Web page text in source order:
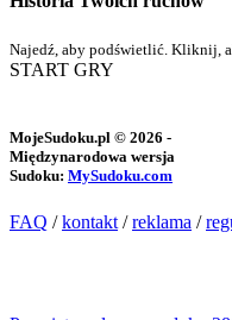
Najedź, aby podświetlić. Kliknij,
START GRY
MojeSudoku.pl © 2026 -
Międzynarodowa wersja
Sudoku: MySudoku.com
FAQ /kontakt /reklama /